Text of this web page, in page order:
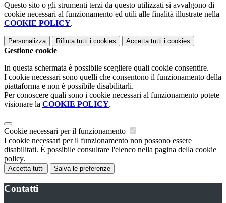
Questo sito o gli strumenti terzi da questo utilizzati si avvalgono di
cookie necessari al funzionamento ed utili alle finalità illustrate nella
COOKIE POLICY.
Personalizza Rifiuta tutti i cookies Accetta tutti i cookies
Gestione cookie
In questa schermata è possibile scegliere quali cookie consentire.
I cookie necessari sono quelli che consentono il funzionamento della
piattaforma e non è possibile disabilitarli.
Per conoscere quali sono i cookie necessari al funzionamento potete
visionare la COOKIE POLICY.
Cookie necessari per il funzionamento
I cookie necessari per il funzionamento non possono essere
disabilitati. È possibile consultare l'elenco nella pagina della cookie
policy.
Accetta tutti Salva le preferenze
Contatti